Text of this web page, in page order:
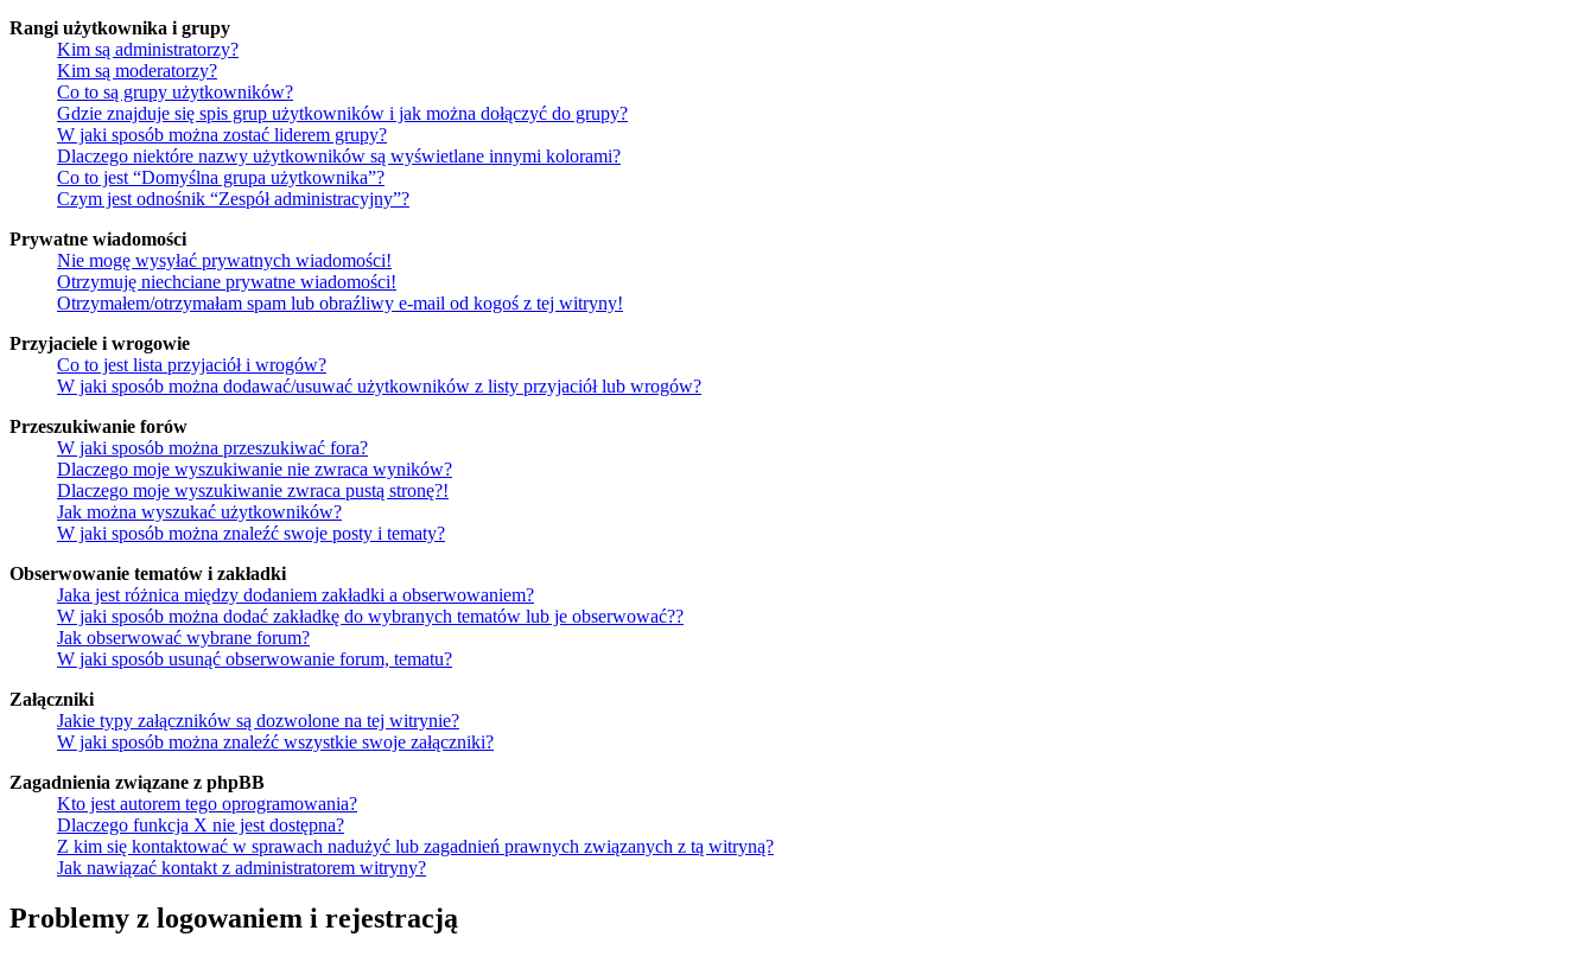
Rangi użytkownika i grupy
Kim są administratorzy?
Kim są moderatorzy?
Co to są grupy użytkowników?
Gdzie znajduje się spis grup użytkowników i jak można dołączyć do grupy?
W jaki sposób można zostać liderem grupy?
Dlaczego niektóre nazwy użytkowników są wyświetlane innymi kolorami?
Co to jest “Domyślna grupa użytkownika”?
Czym jest odnośnik “Zespół administracyjny”?
Prywatne wiadomości
Nie mogę wysyłać prywatnych wiadomości!
Otrzymuję niechciane prywatne wiadomości!
Otrzymałem/otrzymałam spam lub obraźliwy e-mail od kogoś z tej witryny!
Przyjaciele i wrogowie
Co to jest lista przyjaciół i wrogów?
W jaki sposób można dodawać/usuwać użytkowników z listy przyjaciół lub wrogów?
Przeszukiwanie forów
W jaki sposób można przeszukiwać fora?
Dlaczego moje wyszukiwanie nie zwraca wyników?
Dlaczego moje wyszukiwanie zwraca pustą stronę?!
Jak można wyszukać użytkowników?
W jaki sposób można znaleźć swoje posty i tematy?
Obserwowanie tematów i zakładki
Jaka jest różnica między dodaniem zakładki a obserwowaniem?
W jaki sposób można dodać zakładkę do wybranych tematów lub je obserwować??
Jak obserwować wybrane forum?
W jaki sposób usunąć obserwowanie forum, tematu?
Załączniki
Jakie typy załączników są dozwolone na tej witrynie?
W jaki sposób można znaleźć wszystkie swoje załączniki?
Zagadnienia związane z phpBB
Kto jest autorem tego oprogramowania?
Dlaczego funkcja X nie jest dostępna?
Z kim się kontaktować w sprawach nadużyć lub zagadnień prawnych związanych z tą witryną?
Jak nawiązać kontakt z administratorem witryny?
Problemy z logowaniem i rejestracją